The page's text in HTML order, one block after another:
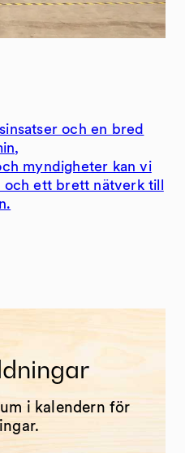
och en bred
myndigheter kan vi
ett brett nätverk till
i kalendern för